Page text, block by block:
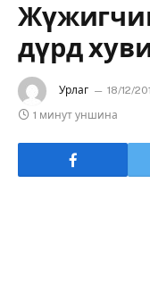
дүрд
Урлаг 18/12/
1 минут уншина